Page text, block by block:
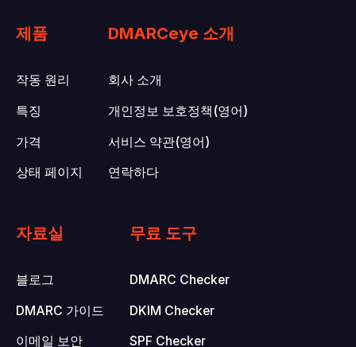
제품
작동 원리
특징
가격
상태 페이지
DMARCeye 소개
회사 소개
개인정보 보호정책(영어)
서비스 약관(영어)
연락하다
자료실
블로그
DMARC 가이드
이메일 보안
무료 도구
DMARC Checker
DKIM Checker
SPF Checker